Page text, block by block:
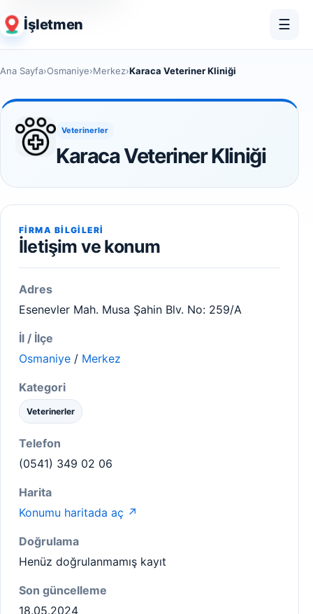
İşletmen ☰
Ana Sayfa›Osmaniye›Merkez›Karaca Veteriner Kliniği
Veterinerler
Karaca Veteriner Kliniği
FIRMA BILGILERI
İletişim ve konum
Adres
Esenevler Mah. Musa Şahin Blv. No: 259/A
İl / İlçe
Osmaniye / Merkez
Kategori
Veterinerler
Telefon
(0541) 349 02 06
Harita
Konumu haritada aç ↗
Doğrulama
Henüz doğrulanmamış kayıt
Son güncelleme
18.05.2024